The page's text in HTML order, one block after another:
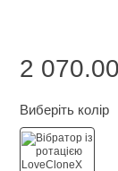
2
Виберіть колір